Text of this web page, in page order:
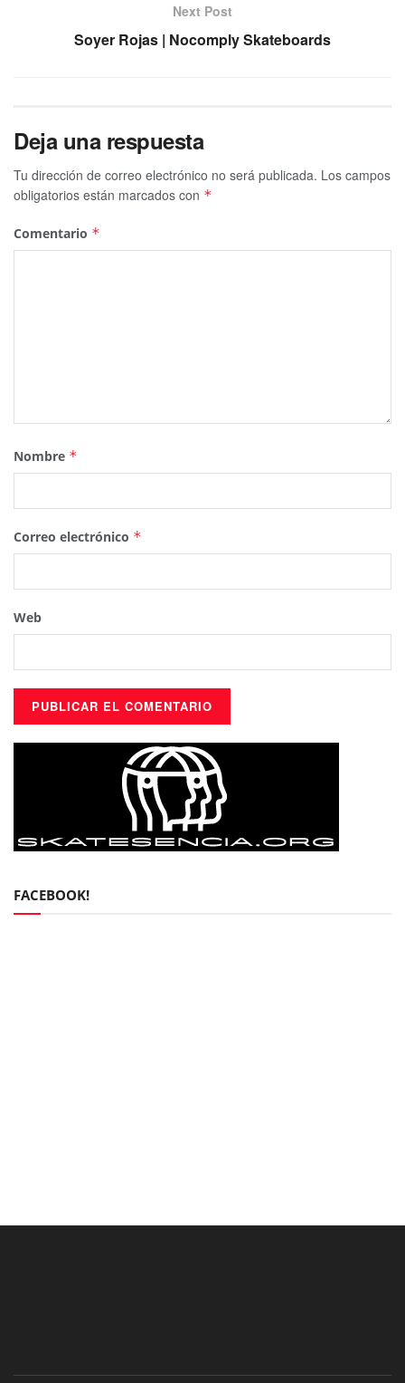
Next Post
Soyer Rojas | Nocomply Skateboards
Deja una respuesta
Tu dirección de correo electrónico no será publicada. Los campos
obligatorios están marcados con *
Comentario *
Nombre *
Correo electrónico *
Web
FACEBOOK!